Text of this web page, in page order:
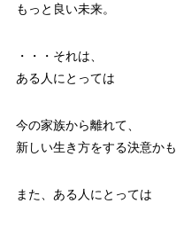
もっと良い未来。
・・・それは、
ある人にとっては
今の家族から離れて、
新しい生き方をする決意かも
また、ある人にとっては